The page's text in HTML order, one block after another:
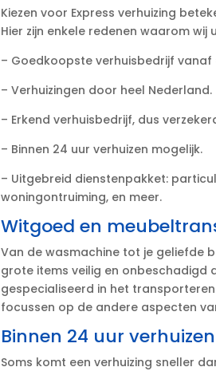
Kiezen voor Express verhuizing
Hier zijn enkele redenen waarom wij
– Goedkoopste verhuisbedrijf vanaf
– Verhuizingen door heel Nederland.​
– Erkend verhuisbedrijf, dus
– Binnen 24 uur verhuizen mogelijk.​
– Uitgebreid dienstenpakket:
woningontruiming, en meer.​
Witgoed en
Van de wasmachine tot je geliefde
grote items veilig en onbeschadigd
gespecialiseerd in het
focussen op de andere aspecten
Binnen 24 uur
Soms komt een verhuizing sneller